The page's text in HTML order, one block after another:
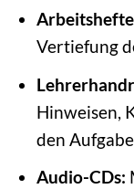
Vertiefung
Hinweisen,
den
Audio-CDs: